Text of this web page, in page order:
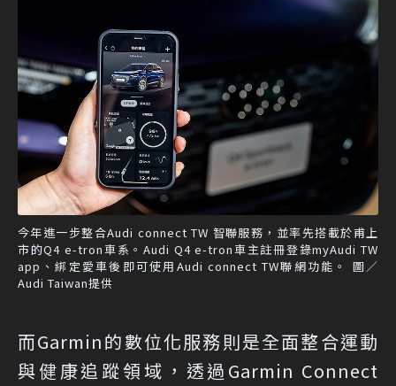
今年進一步整合Audi connect TW 智聯服務，並率先搭載於甫上
市的Q4 e-tron車系。Audi Q4 e-tron車主註冊登錄myAudi TW
app、綁定愛車後即可使用Audi connect TW聯網功能。 圖／
Audi Taiwan提供
而Garmin的數位化服務則是全面整合運動
與健康追蹤領域，透過Garmin Connect